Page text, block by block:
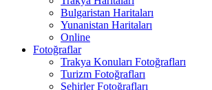
Bulgaristan Haritaları
Yunanistan Haritaları
Online
Fotoğraflar
Trakya Konuları Fotoğrafları
Turizm Fotoğrafları
Şehirler Fotoğrafları